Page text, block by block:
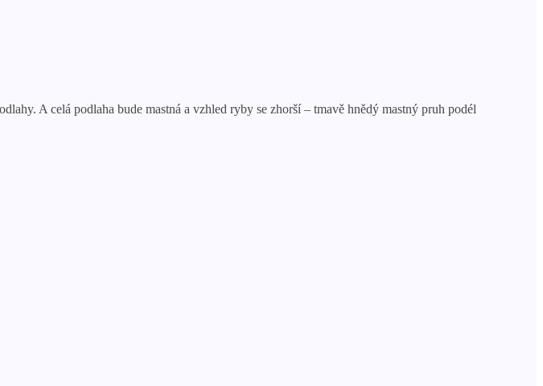
A celá podlaha bude mastná a vzhled ryby se zhorší – tmavě hnědý mastný pruh podél